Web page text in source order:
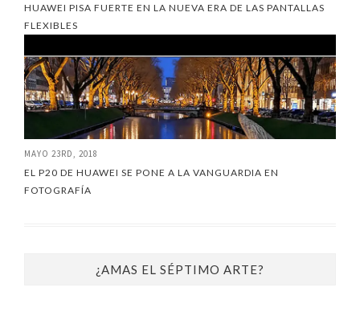
HUAWEI PISA FUERTE EN LA NUEVA ERA DE LAS PANTALLAS
FLEXIBLES
MAYO 23RD, 2018
EL P20 DE HUAWEI SE PONE A LA VANGUARDIA EN
FOTOGRAFÍA
¿AMAS EL SÉPTIMO ARTE?